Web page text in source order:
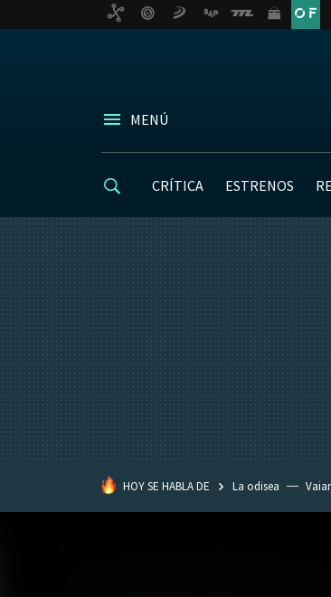
MENÚ
CRÍTICA ESTRENOS
HOY SE HABLA DE La odisea